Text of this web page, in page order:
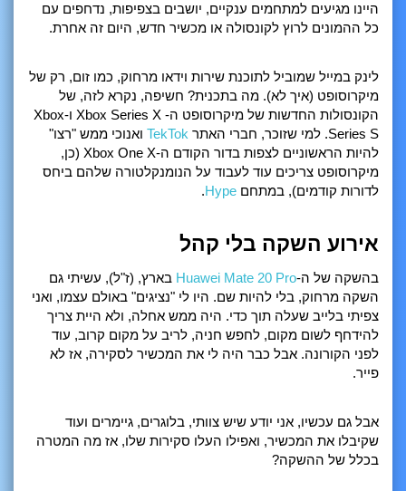
היינו מגיעים למתחמים ענקיים, יושבים בצפיפות, נדחפים עם
כל ההמונים לרוץ לקונסולה או מכשיר חדש, היום זה אחרת.
לינק במייל שמוביל לתוכנת שירות וידאו מרחוק, כמו זום, רק של
מיקרוסופט (איך לא). מה בתכנית? חשיפה, נקרא לזה, של
הקונסולות החדשות של מיקרוסופט ה- Xbox Series X ו-Xbox
Series S. למי שזוכר, חברי האתר
TekTok ואנוכי ממש "רצו"
להיות הראשוניים לצפות בדור הקודם ה-Xbox One X (כן,
מיקרוסופט צריכים עוד לעבוד על הנומנקלטורה שלהם ביחס
לדורות קודמים), במתחם Hype
.
אירוע השקה בלי קהל
בהשקה של ה-Huawei Mate 20 Pro בארץ, (ז"ל), עשיתי גם
השקה מרחוק, בלי להיות שם. היו לי "נציגים" באולם עצמו, ואני
צפיתי בלייב שעלה תוך כדי. היה ממש אחלה, ולא היית צריך
להידחף לשום מקום, לחפש חניה, לריב על מקום קרוב, עוד
לפני הקורונה. אבל כבר היה לי את המכשיר לסקירה, אז לא
פייר.
אבל גם עכשיו, אני יודע שיש צוותי, בלוגרים, גיימרים ועוד
שקיבלו את המכשיר, ואפילו העלו סקירות שלו, אז מה המטרה
בכלל של ההשקה?